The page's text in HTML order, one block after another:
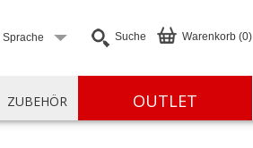
Warenkorb (0)
Suche
ZUBEHÖR OUTLET